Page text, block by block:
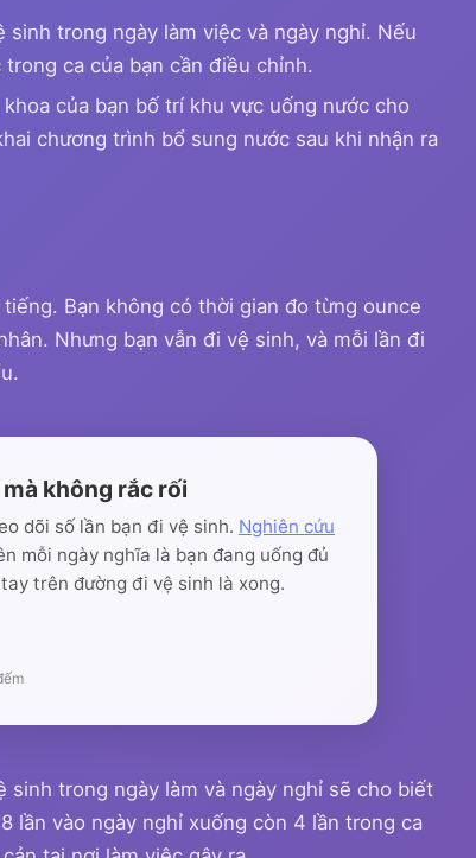
sinh trong ngày làm việc và ngày nghỉ. Nếu
ca của bạn cần điều chỉnh.
của bạn bố trí khu vực uống nước cho
chương trình bổ sung nước sau khi nhận ra
Bạn không có thời gian đo từng ounce
Nhưng bạn vẫn đi vệ sinh, và mỗi lần đi
không rắc rối
dõi số lần bạn đi vệ sinh. Nghiên cứu
mỗi ngày nghĩa là bạn đang uống đủ
trên đường đi vệ sinh là xong.
trong ngày làm và ngày nghỉ sẽ cho biết
lần vào ngày nghỉ xuống còn 4 lần trong ca